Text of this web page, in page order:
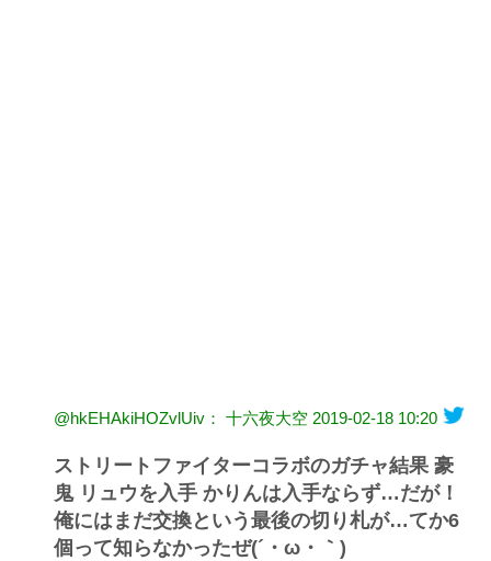
@hkEHAkiHOZvlUiv： 十六夜大空 2019-02-18 10:20
ストリートファイターコラボのガチャ結果 豪
鬼 リュウを入手 かりんは入手ならず…だが！
俺にはまだ交換という最後の切り札が…てか6
個って知らなかったぜ(´・ω・｀)